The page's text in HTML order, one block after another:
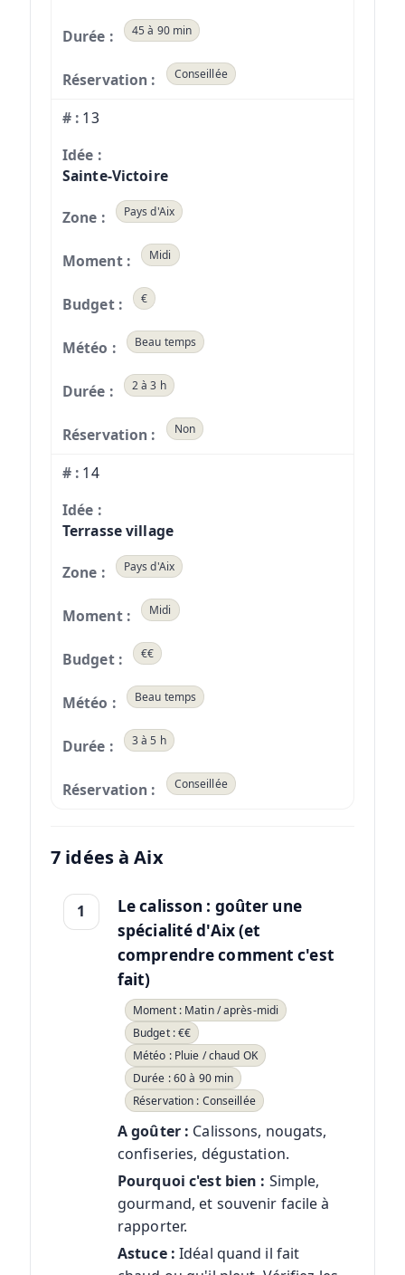
45 à 90 min
Conseillée
13
Sainte-Victoire
Pays d'Aix
Midi
€
Beau temps
2 à 3 h
Non
14
Terrasse village
Pays d'Aix
Midi
€€
Beau temps
3 à 5 h
Conseillée
7 idées à Aix
1
Le calisson : goûter une
spécialité d'Aix (et
comprendre comment c'est
fait)
Moment : Matin / après-midi
Budget : €€
Météo : Pluie / chaud OK
Durée : 60 à 90 min
Réservation : Conseillée
A goûter : Calissons, nougats,
confiseries, dégustation.
Pourquoi c'est bien : Simple,
gourmand, et souvenir facile à
rapporter.
Astuce : Idéal quand il fait